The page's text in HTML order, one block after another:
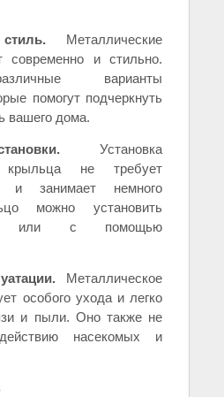
Металлические
современно и стильно.
варианты
помогут подчеркнуть
вашего дома.
Установка
крыльца не требует
и занимает немного
можно установить
или с помощью
Металлическое
особого ухода и легко
и пыли. Оно также не
насекомых и